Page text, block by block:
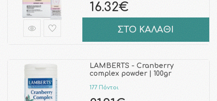
16.32€
ΣΤΟ ΚΑΛΑΘΙ
LAMBERTS - Cranberry
complex powder | 100gr
177 Πόντοι